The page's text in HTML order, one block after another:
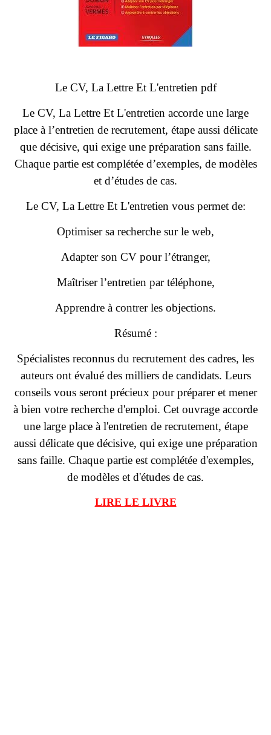
Le CV, La Lettre Et L'entretien pdf
Le CV, La Lettre Et L'entretien accorde une large
place à l’entretien de recrutement, étape aussi délicate
que décisive, qui exige une préparation sans faille.
Chaque partie est complétée d’exemples, de modèles
et d’études de cas.
Le CV, La Lettre Et L'entretien vous permet de:
Optimiser sa recherche sur le web,
Adapter son CV pour l’étranger,
Maîtriser l’entretien par téléphone,
Apprendre à contrer les objections.
Résumé :
Spécialistes reconnus du recrutement des cadres, les
auteurs ont évalué des milliers de candidats. Leurs
conseils vous seront précieux pour préparer et mener
à bien votre recherche d'emploi. Cet ouvrage accorde
une large place à l'entretien de recrutement, étape
aussi délicate que décisive, qui exige une préparation
sans faille. Chaque partie est complétée d'exemples,
de modèles et d'études de cas.
LIRE LE LIVRE